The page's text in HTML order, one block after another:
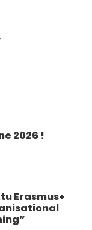
2026 !
Erasmus+